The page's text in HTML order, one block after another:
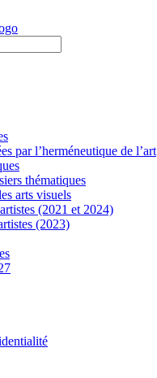
par l’herméneutique de l’art
thématiques
arts visuels
(2021 et 2024)
(2023)